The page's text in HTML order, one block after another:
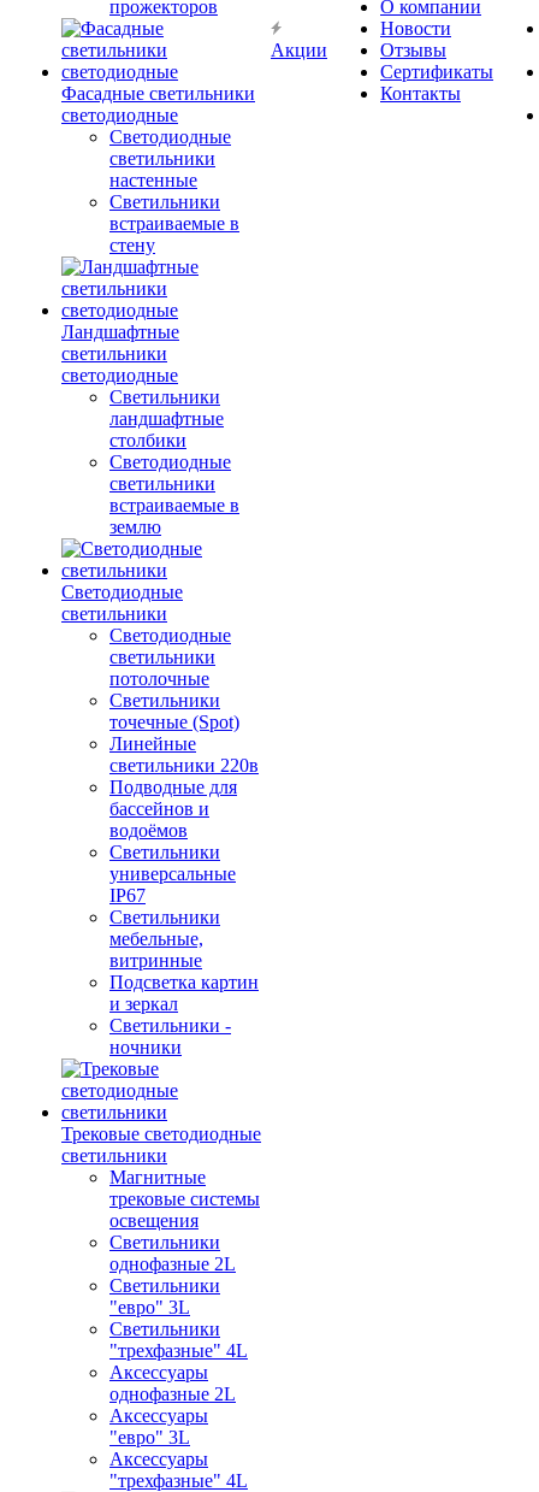
прожекторов
Фасадные светильники
светодиодные
Светодиодные
светильники
настенные
Светильники
встраиваемые в
стену
Ландшафтные
светильники
светодиодные
Светильники
ландшафтные
столбики
Светодиодные
светильники
встраиваемые в
землю
Светодиодные
светильники
Светодиодные
светильники
потолочные
Светильники
точечные (Spot)
Линейные
светильники 220в
Подводные для
бассейнов и
водоёмов
Светильники
универсальные
IP67
Светильники
мебельные,
витринные
Подсветка картин
и зеркал
Светильники -
ночники
Трековые светодиодные
светильники
Магнитные
трековые системы
освещения
Светильники
однофазные 2L
Светильники
"евро" 3L
Светильники
"трехфазные" 4L
Аксессуары
однофазные 2L
Аксессуары
"евро" 3L
Аксессуары
"трехфазные" 4L
Акции
О компании
Новости
Отзывы
Сертификаты
Контакты